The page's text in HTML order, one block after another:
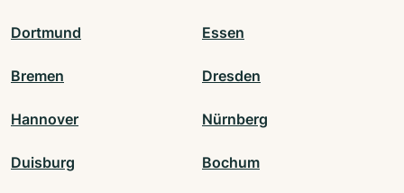
Dortmund Essen
Bremen Dresden
Hannover Nürnberg
Duisburg Bochum